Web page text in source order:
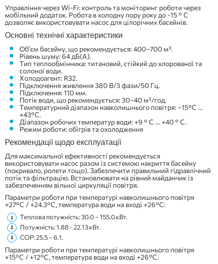
Управління через Wi-Fi: контроль та моніторинг роботи через
мобільний додаток. Робота в холодну пору року до -15 ° C
дозволяє використовувати насос для цілорічних басейнів.
Основні технічні характеристики
Об'єм басейну, що рекомендується: 400–700 м³.
Рівень шуму: 64 дБ(А).
Тип теплообмінника: титановий, стійкий до хлорованої та
солоної води.
Холодоагент: R32.
Підключення живлення 380 В/3 фази/50 Гц.
Підключення: 110 мм.
Потік води, що рекомендується: 30–40 м³/год.
Температурний діапазон навколишнього повітря: −15°C …
+43°C.
Діапазон робочих температур води: +9 ° C … +40 ° C.
Режим роботи: обігрів та охолодження
Рекомендації щодо експлуатації
Для максимальної ефективності рекомендується
використовувати насос разом із системою накриття басейну
(покривало, ролети тощо). Забезпечити правильний гідравлічний
потік та фільтрацію. Встановлювати на рівний майданчик із
забезпеченням вільної циркуляції повітря.
Параметри роботи при температурі навколишнього повітря
+27°C / +24.3°C, температура води на вході +26°C:
Теплова потужність: 30.0 – 155.0 кВт.
Потужність: 1.88 - 22.13 кВт.
COP: 25.5 – 6.1.
Параметри роботи при температурі навколишнього повітря
+15°C / +12°C, температура води на вході +26°C.